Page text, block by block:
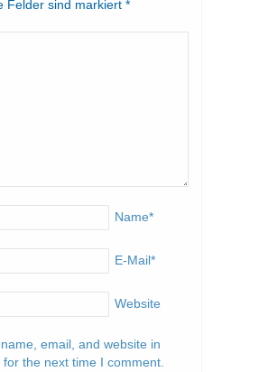
Felder sind markiert *
Name*
E-Mail*
Website
email, and website in
the next time I comment.